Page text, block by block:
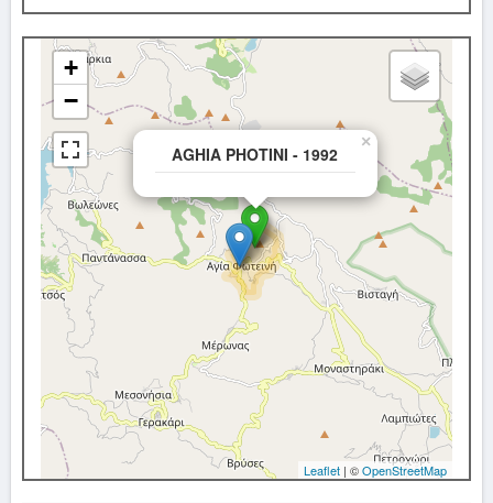
AGHIA PHOTINI - 1992
×
+
−
Leaflet | ©OpenStreetMap